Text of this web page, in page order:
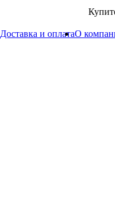
Доставка и оплатаО